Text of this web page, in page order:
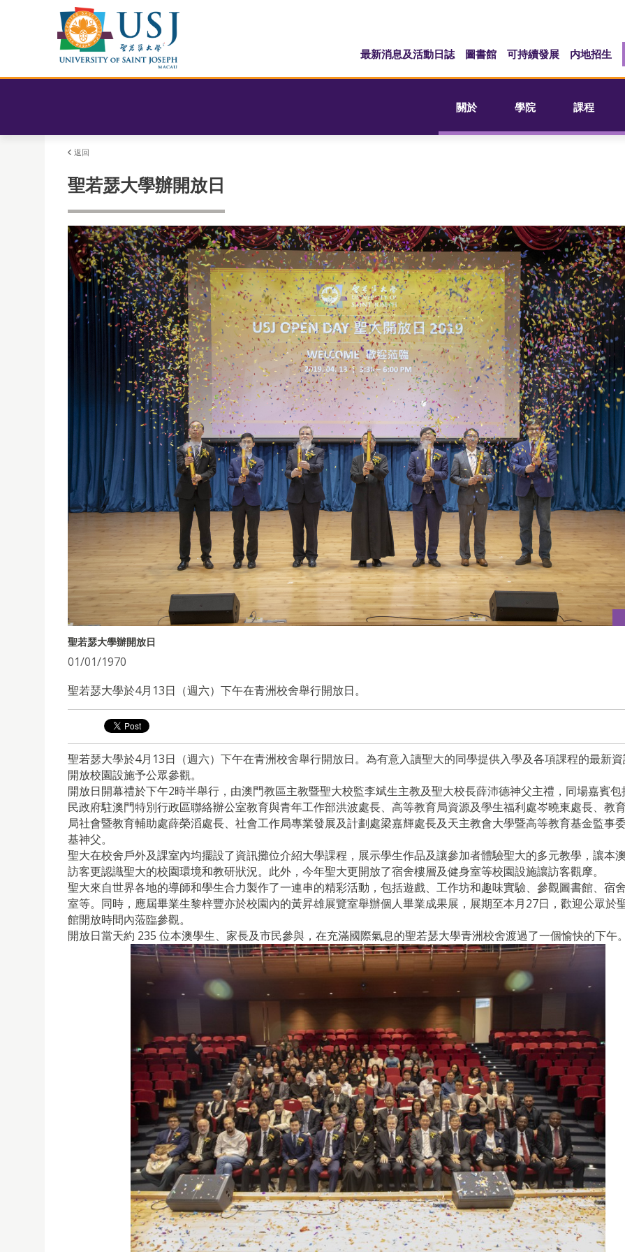
最新消息及活動日誌 圖書館 可持續發展 内地招生
關於 學院 課程
返回
聖若瑟大學辦開放日
聖若瑟大學辦開放日
01/01/1970
聖若瑟大學於4月13日（週六）下午在青洲校舍舉行開放日。
聖若瑟大學於4月13日（週六）下午在青洲校舍舉行開放日。 為有意入讀聖大的同學提供入學及各項課程的最新資
開放校園設施予公眾參觀。
開放日開幕禮於下午2時半舉行， 由澳門教區主教暨聖大校監李斌生主教及聖大校長薛沛德神父主禮， 同場嘉賓包
民政府駐澳門特別行政區聯絡辦公室教育與青年工作部洪波處長、高等教育局資源及學生福利處岑曉東處長、 教
局社會暨教育輔助處薛榮滔處長、 社會工作局專業發展及計劃處梁嘉輝處長及天主教會大學暨高等教育基金監事
基神父。
聖大在校舍戶外及課室內均擺設了資訊攤位介紹大學課程， 展示學生作品及讓參加者體驗聖大的多元教學， 讓本
訪客更認識聖大的校園環境和教研狀況。此外， 今年聖大更開放了宿舍樓層及健身室等校園設施讓訪客觀摩。
聖大來自世界各地的導師和學生合力製作了一連串的精彩活動， 包括遊戲、工作坊和趣味實驗、參觀圖書館、宿
室等。 同時， 應屆畢業生黎梓豐亦於校園內的黃昇雄展覽室舉辦個人畢業成果展， 展期至本月27日，歡迎公眾於
館開放時間內蒞臨參觀。
開放日當天約 235 位本澳學生、家長及市民參與， 在充滿國際氣息的聖若瑟大學青洲校舍渡過了一個愉快的下午。